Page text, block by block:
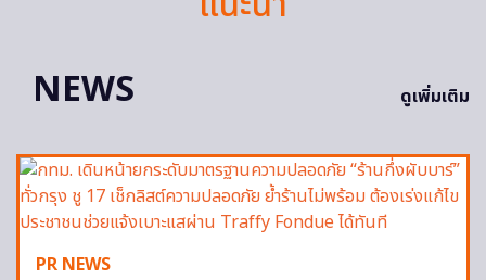
NEWS
ดูเพิ่มเติม
PR NEWS